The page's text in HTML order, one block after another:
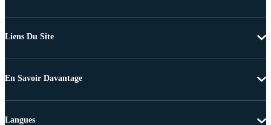
Liens Du Site
En Savoir Davantage
Langues